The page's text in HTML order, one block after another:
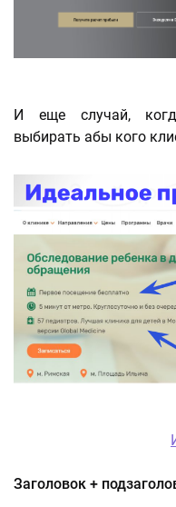
И еще случай,
выбирать абы кого
Заголовок +